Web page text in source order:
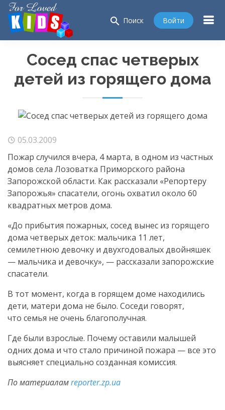
search Поиск Войти
Сосед спас четверых
детей из горящего дома
05.03.2009
Пожар случился вчера, 4 марта, в одном из частных
домов села Лозоватка Приморского района
Запорожской области. Как рассказали «Репортеру
Запорожья» спасатели, огонь охватил около 60
квадратных метров дома.
«До прибытия пожарных, сосед вынес из горящего
дома четверых деток: мальчика 11 лет,
семилетнюю девочку и двухгодовалых двойняшек
— мальчика и девочку», — рассказали запорожские
спасатели.
В тот момент, когда в горящем доме находились
дети, матери дома не было. Соседи говорят,
что семья не очень благополучная.
Где были взрослые. Почему оставили малышей
одних дома и что стало причиной пожара — все это
выясняет специально созданная комиссия.
По материаламreporter.zp.ua